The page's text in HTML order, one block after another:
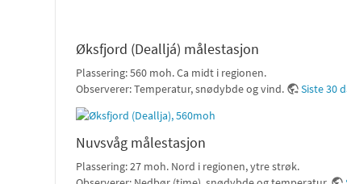
Øksfjord (Dealljá) målestasjon
Plassering: 560 moh. Ca midt i regionen.
Observerer: Temperatur, snødybde og vind.
Siste 30
Nuvsvåg målestasjon
Plassering: 27 moh. Nord i regionen, ytre strøk.